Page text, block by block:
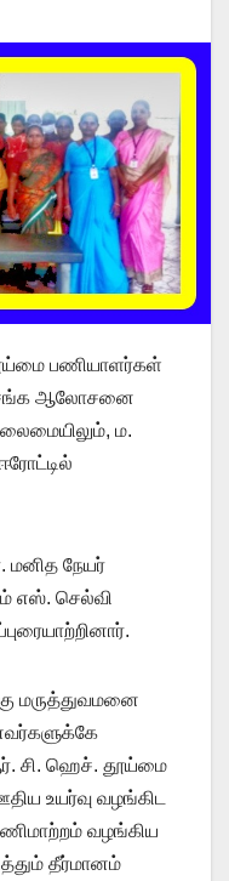
பணியாளர்கள்
சங்க ஆலோசனை
ம.
மனித நேயர்
எஸ். செல்வி
மருத்துவமனை
சி. ஹெச். தூய்மை
உயர்வு வழங்கிட
வழங்கிய
தீர்மானம்